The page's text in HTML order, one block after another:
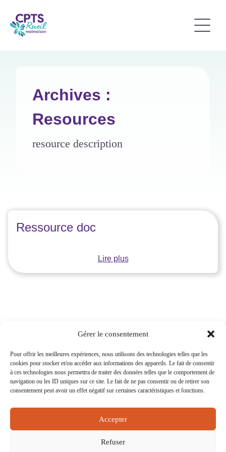
Gérer le consentement
Pour offrir les meilleures expériences, nous utilisons des technologies telles que les
cookies pour stocker et/ou accéder aux informations des appareils. Le fait de consentir
à ces technologies nous permettra de traiter des données telles que le comportement de
navigation ou les ID uniques sur ce site. Le fait de ne pas consentir ou de retirer son
consentement peut avoir un effet négatif sur certaines caractéristiques et fonctions.
Accepter
Refuser
Archives :
Resources
resource description
Ressource doc
Lire plus
15 rue Eugène Saccomano 92500 RUEIL-
MALMAISON